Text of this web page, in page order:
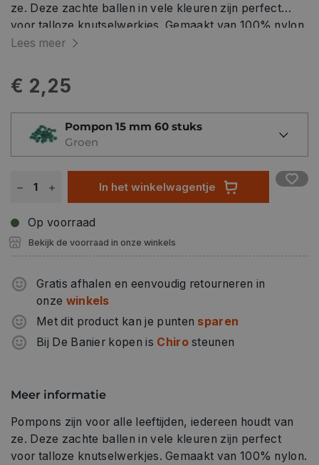
ze. Deze zachte ballen in vele kleuren zijn perfect
voor talloze knutselwerkjes. Gemaakt van 100% nylon.
Maak grappige dieren, geluksbrengers, kleurrijke
kleuren.
Lees meer
€ 2,25
Pompon 15 mm 60 stuks
Groen
In het winkelwagentje
Op voorraad
Bekijk de voorraad in onze winkels
Gratis afhalen en eenvoudig retourneren in
onze winkels
Met dit product kan je punten sparen
Bij De Banier kopen is Chirosteunen
Meer informatie
Pompons zijn voor alle leeftijden, iedereen houdt van
ze. Deze zachte ballen in vele kleuren zijn perfect
voor talloze knutselwerkjes. Gemaakt van 100% nylon.